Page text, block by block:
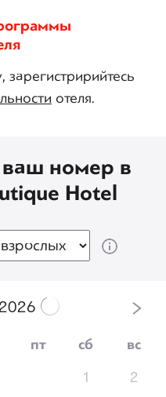
зарегистририйтесь
отеля.
номер в
Hotel
пт сб
вс
1
2